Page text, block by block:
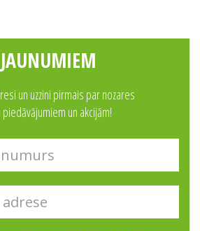
un uzzini pirmais par nozares
un akcijām!